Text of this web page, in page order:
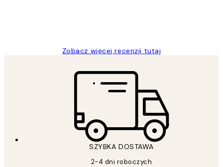
Zobacz więcej recenzji tutaj
SZYBKA DOSTAWA
2-4 dni roboczych